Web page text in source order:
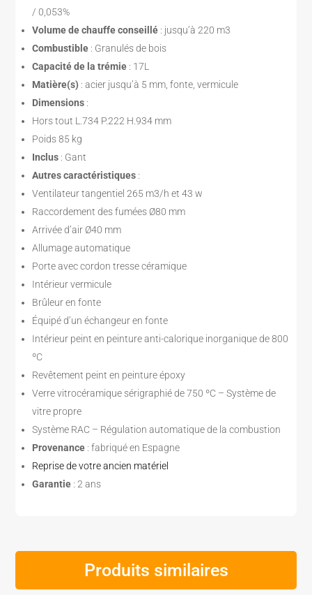
/ 0,053%
Volume de chauffe conseillé : jusqu’à 220 m3
Combustible : Granulés de bois
Capacité de la trémie : 17L
Matière(s) : acier jusqu’à 5 mm, fonte, vermicule
Dimensions :
Hors tout L.734 P.222 H.934 mm
Poids 85 kg
Inclus : Gant
Autres caractéristiques :
Ventilateur tangentiel 265 m3/h et 43 w
Raccordement des fumées Ø80 mm
Arrivée d’air Ø40 mm
Allumage automatique
Porte avec cordon tresse céramique
Intérieur vermicule
Brûleur en fonte
Équipé d’un échangeur en fonte
Intérieur peint en peinture anti-calorique inorganique de 800
ºC
Revêtement peint en peinture époxy
Verre vitrocéramique sérigraphié de 750 ºC – Système de
vitre propre
Système RAC – Régulation automatique de la combustion
Provenance : fabriqué en Espagne
Reprise de votre ancien matériel
Garantie : 2 ans
Produits similaires